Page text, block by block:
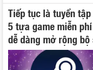
Tiếp tục là tuyển
5 tựa game miễn
dễ dàng mở rộng